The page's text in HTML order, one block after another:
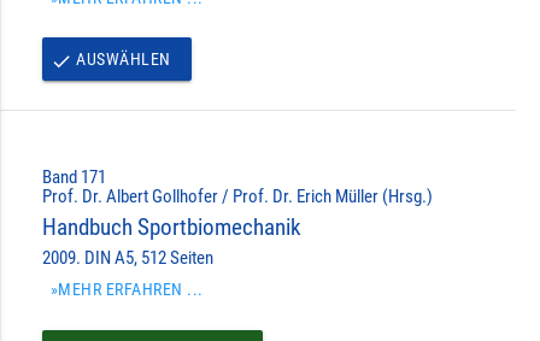
done AUSWÄHLEN
Band 171
Prof. Dr. Albert Gollhofer / Prof. Dr. Erich Müller (Hrsg.)
Handbuch Sportbiomechanik
2009. DIN A5, 512 Seiten
»MEHR ERFAHREN ...